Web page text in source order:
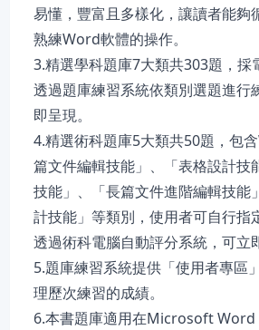
易懂，豐富且多樣化，讓讀者能夠
熟練Word軟體的操作。
3.精選學科題庫7大類共303題，採
透過題庫練習系統依類別選題進行
即呈現。
4.精選術科題庫5大類共50題，包
篇文件編輯技能」、「表格設計技
技能」、「長篇文件進階編輯技能
計技能」等類別，使用者可自行指
透過術科電腦自動評分系統，可立
5.題庫練習系統提供「使用者專區
理歷次練習的成績。
6.本書題庫適用在Microsoft Word